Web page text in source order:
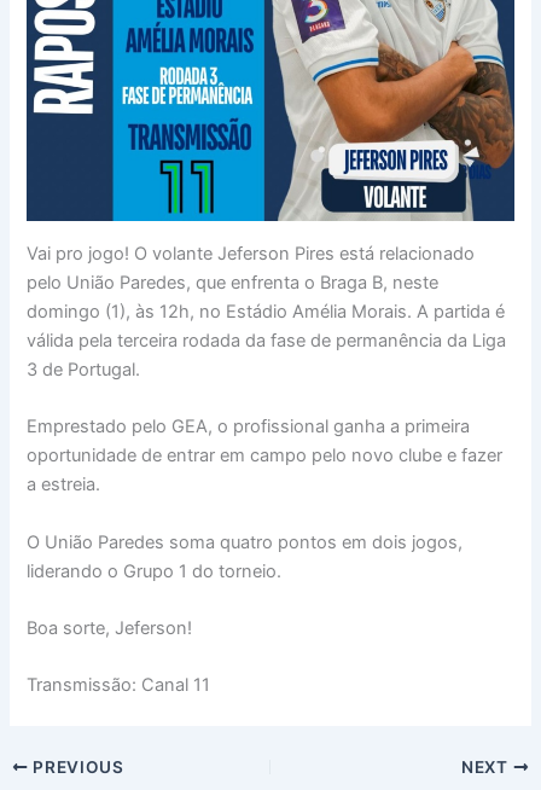
Vai pro jogo! O volante Jeferson Pires está relacionado
pelo União Paredes, que enfrenta o Braga B, neste
domingo (1), às 12h, no Estádio Amélia Morais. A partida é
válida pela terceira rodada da fase de permanência da Liga
3 de Portugal.
Emprestado pelo GEA, o profissional ganha a primeira
oportunidade de entrar em campo pelo novo clube e fazer
a estreia.
O União Paredes soma quatro pontos em dois jogos,
liderando o Grupo 1 do torneio.
Boa sorte, Jeferson!
Transmissão: Canal 11
PREVIOUS NEXT